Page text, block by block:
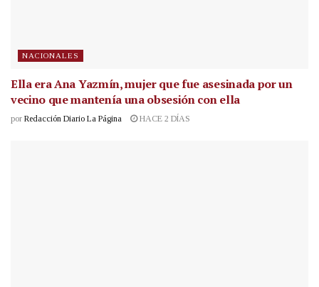
NACIONALES
Ella era Ana Yazmín, mujer que fue asesinada por un
vecino que mantenía una obsesión con ella
por Redacción Diario La Página HACE 2 DÍAS